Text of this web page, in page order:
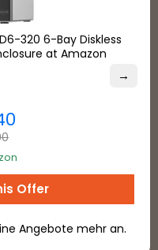
→
320 6-Bay Diskless
at Amazon
Offer
Angebote mehr an.